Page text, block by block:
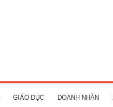
GIÁO DỤC DOANH NHÂN